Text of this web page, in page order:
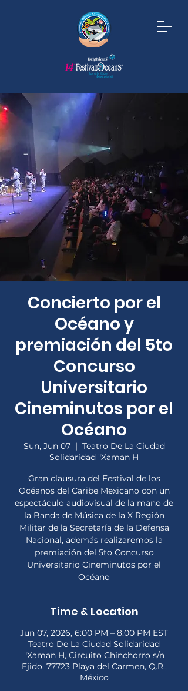
Concierto por el
Océano y
premiación del 5to
Concurso
Universitario
Cineminutos por el
Océano
Sun, Jun 07
  |
Teatro De La Ciudad
Solidaridad "Xaman H
Gran clausura del Festival de los
Océanos del Caribe Mexicano con un
espectáculo audiovisual de la mano de
la Banda de Música de la X Región
Militar de la Secretaría de la Defensa
Nacional, además realizaremos la
premiación del 5to Concurso
Universitario Cineminutos por el
Océano
Time & Location
Jun 07, 2026, 6:00 PM – 8:00 PM EST
Teatro De La Ciudad Solidaridad
"Xaman H, Circuito Chinchorro s/n
Ejido, 77723 Playa del Carmen, Q.R.,
México